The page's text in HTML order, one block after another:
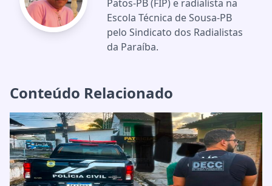
Patos-PB (FIP) e radialista na
Escola Técnica de Sousa-PB
pelo Sindicato dos Radialistas
da Paraíba.
Conteúdo Relacionado